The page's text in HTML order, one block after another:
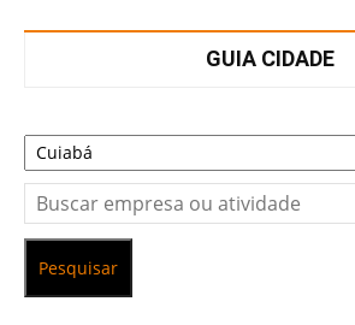
GUIA CIDADE
Pesquisar